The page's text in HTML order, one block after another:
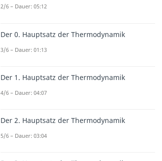
2/6 – Dauer: 05:12
Der 0. Hauptsatz der Thermodynamik
3/6 – Dauer: 01:13
Der 1. Hauptsatz der Thermodynamik
4/6 – Dauer: 04:07
Der 2. Hauptsatz der Thermodynamik
5/6 – Dauer: 03:04